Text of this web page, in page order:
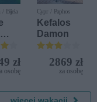
/ Bijela
zł
osobę
Cypr / Paphos
Kefalos
Damon
2869 zł
za osobę
więcej wakacji